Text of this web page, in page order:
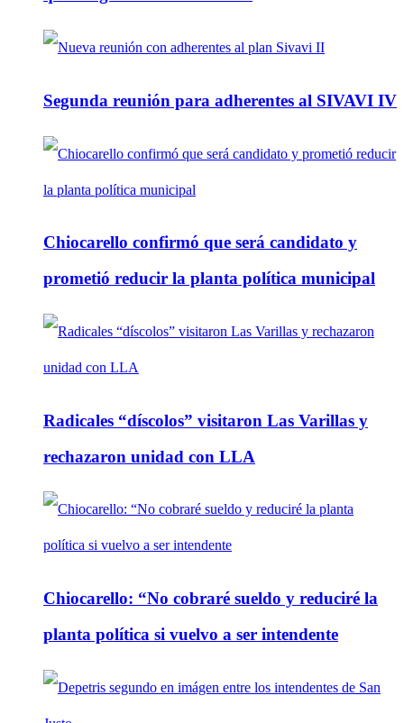
Segunda reunión para adherentes al SIVAVI IV
Chiocarello confirmó que será candidato y
prometió reducir la planta política municipal
Radicales “díscolos” visitaron Las Varillas y
rechazaron unidad con LLA
Chiocarello: “No cobraré sueldo y reduciré la
planta política si vuelvo a ser intendente